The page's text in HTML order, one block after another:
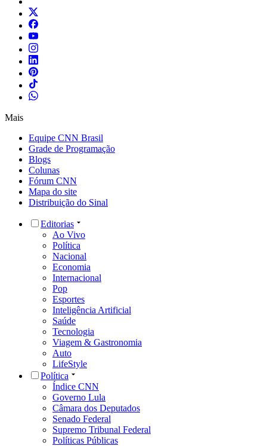
Mais
Equipe CNN Brasil
Grade de Programação
Blogs
Colunas
Fórum CNN
Mapa do site
Distribuição do Sinal
Editorias
Ao Vivo
Política
Nacional
Economia
Internacional
Pop
Esportes
Inteligência Artificial
Saúde
Tecnologia
Viagem & Gastronomia
Auto
LifeStyle
Política
Índice CNN
Governo Lula
Câmara dos Deputados
Senado Federal
Supremo Tribunal Federal
Políticas Públicas